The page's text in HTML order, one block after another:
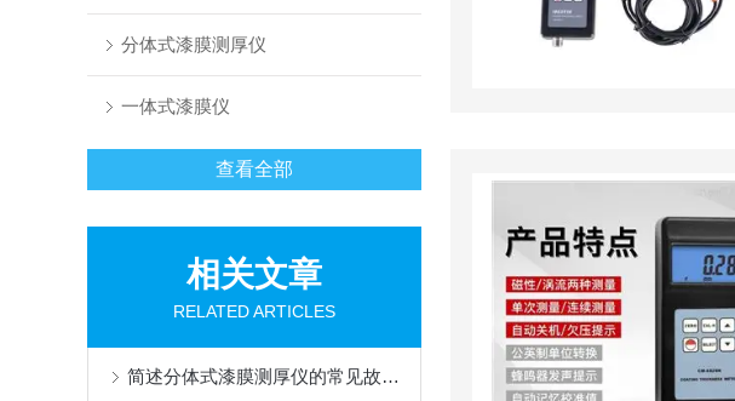
分体式漆膜测厚仪
一体式漆膜仪
查看全部
相关文章
RELATED ARTICLES
简述分体式漆膜测厚仪的常见故障相应解决方法